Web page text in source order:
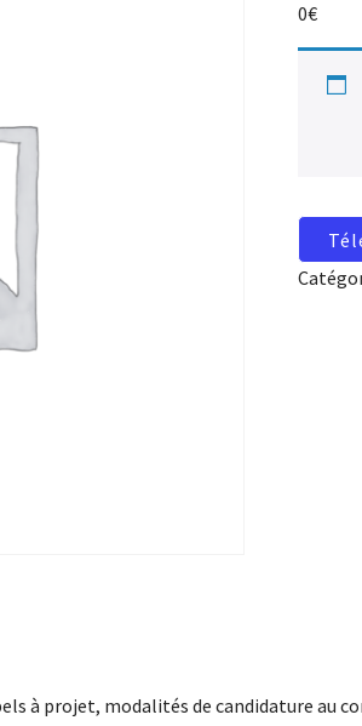
0€
à projet, modalités de candidature au